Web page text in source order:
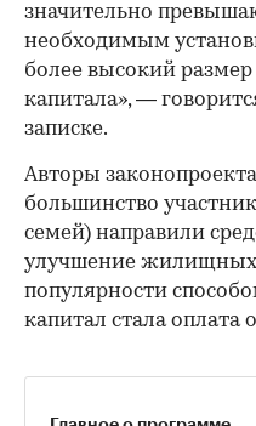
значительно
необходимым
более высокий
капитала», —
записке.
Авторы
большинство
семей) направили
улучшение жилищных
популярности
капитал стала оплата